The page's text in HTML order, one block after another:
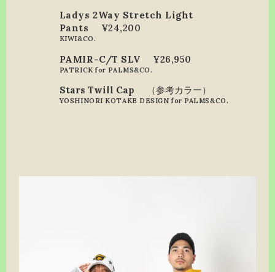
Ladys 2Way Stretch Light
Pants
¥24,200
KIWI&CO.
PAMIR-C/T SLV ¥26,950
PATRICK for PALMS&CO.
Stars Twill Cap （参考カラー）
YOSHINORI KOTAKE DESIGN for PALMS&CO.